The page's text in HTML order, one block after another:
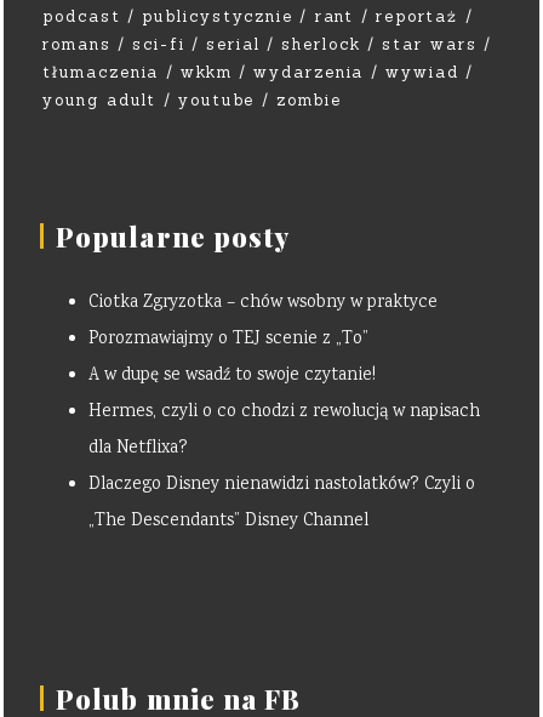
podcast
publicystycznie rant
reportaż
romans
sci-fi serial sherlock
star wars
tłumaczenia
wkkm wydarzenia
wywiad
young adult
youtube zombie
Popularne posty
Ciotka Zgryzotka – chów wsobny w praktyce
Porozmawiajmy o TEJ scenie z „To”
A w dupę se wsadź to swoje czytanie!
Hermes, czyli o co chodzi z rewolucją w napisach
dla Netflixa?
Dlaczego Disney nienawidzi nastolatków? Czyli o
„The Descendants” Disney Channel
Polub mnie na FB